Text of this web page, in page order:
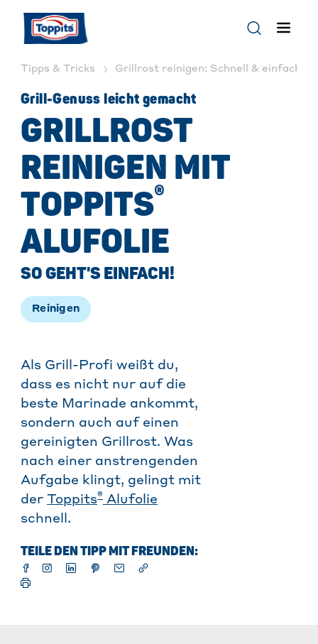
Tipps & Tricks Grillrost reinigen: Schnell & einfach
Grill-Genuss leicht gemacht
GRILLROST
REINIGEN MIT
TOPPITS®
ALUFOLIE
SO GEHT'S EINFACH!
Reinigen
Als Grill-Profi weißt du,
dass es nicht nur auf die
beste Marinade ankommt,
sondern auch auf einen
gereinigten Grillrost. Was
nach einer anstrengenden
Aufgabe klingt, gelingt mit
der Toppits® Alufolie
schnell.
TEILE DEN TIPP MIT FREUNDEN: